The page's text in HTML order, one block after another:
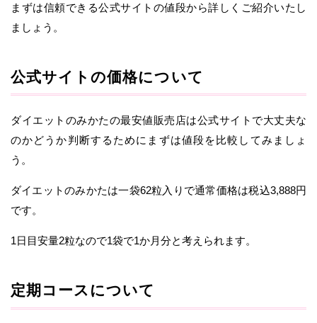
まずは信頼できる公式サイトの値段から詳しくご紹介いたし
ましょう。
公式サイトの価格について
ダイエットのみかたの最安値販売店は公式サイトで大丈夫な
のかどうか判断するためにまずは値段を比較してみましょ
う。
ダイエットのみかたは一袋62粒入りで通常価格は税込3,888円
です。
1日目安量2粒なので1袋で1か月分と考えられます。
定期コースについて